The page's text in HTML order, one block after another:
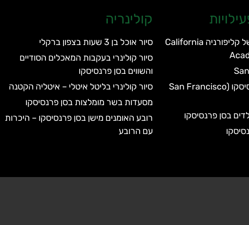
האקדמיה למדעים של קליפורניה California
גן החיות של סן פרנסיסקו (San Francisco
בסן פרנסיסקו
קולינריה
סיור אוכל בן 3 שעות בצפון ברקלי
סיור קולינרי בעקבות המאכלים הסודיים
והשווים בסן פרנסיסקו
סיור קולינרי בליטל איטלי – איטליה הקטנה
מסעדות בשר מומלצות בסן פרנסיסקו
רובע האומנים מישן בסן פרנסיסקו – היכרות
עם הרובע